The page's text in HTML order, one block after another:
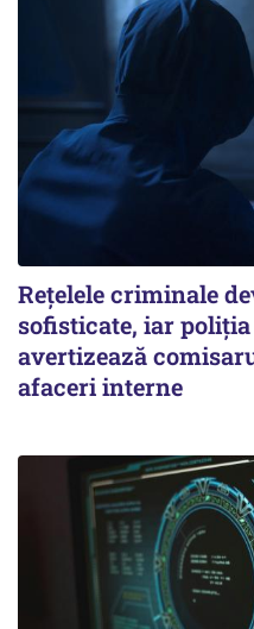
Rețelele criminale
sofisticate, iar
avertizează
afaceri interne